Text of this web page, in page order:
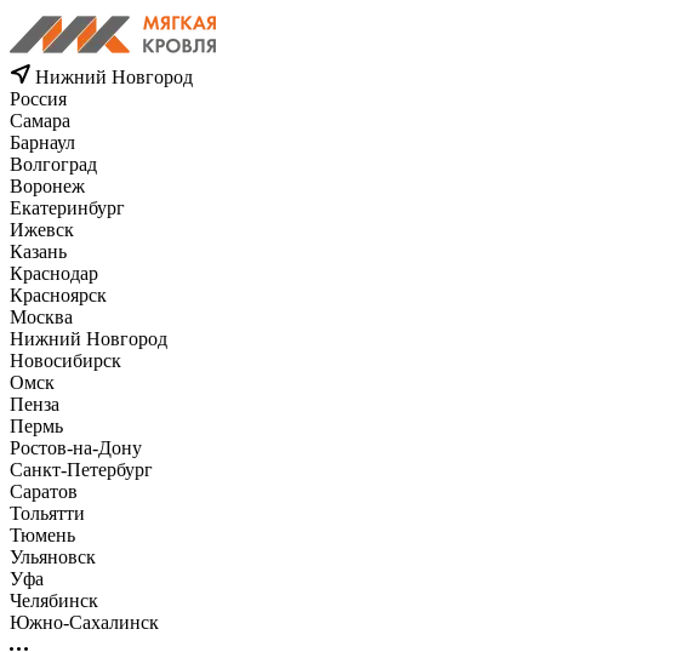
Нижний Новгород
Россия
Самара
Барнаул
Волгоград
Воронеж
Екатеринбург
Ижевск
Казань
Краснодар
Красноярск
Москва
Нижний Новгород
Новосибирск
Омск
Пенза
Пермь
Ростов-на-Дону
Санкт-Петербург
Саратов
Тольятти
Тюмень
Ульяновск
Уфа
Челябинск
Южно-Сахалинск